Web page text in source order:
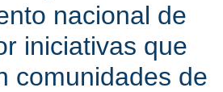
nacional de
iniciativas que
comunidades de